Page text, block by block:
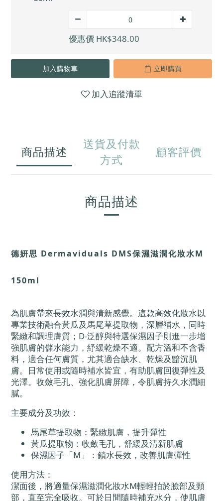
優惠價 HK$348.00
加入購物車 立即購買
加入追蹤清單
商品描述
送貨及付款
方式
顧客評價
商品描述
德妍思 Dermaviduals DMS保濕滋潤化妝水M
150ml
為肌膚帶來長效水潤與清新感覺。這款高效化妝水以
專業技術融合黃瓜及馬尾草提取物，深層補水，同時
緊緻和調理膚質；D-泛醇與特選保濕因子則進一步增
強肌膚的儲水能力，紓緩乾燥不適。配方溫和不含香
料，適合任何膚質，尤其適合缺水、乾燥及黯沉肌
膚。日常使用或隨時補水皆宜，有助肌膚回復彈性及
光澤。收斂毛孔、強化肌膚屏障，令肌膚持久水潤細
膩。
主要成分及功效：
馬尾草提取物：緊緻肌膚，提升彈性
黃瓜提取物：收斂毛孔，舒緩及清新肌膚
保濕因子「M」：鎖水長效，改善肌膚彈性
使用方法：
潔面後，將適量保濕滋潤化妝水M輕輕拍於臉部及頸
部，直至完全吸收。可於日間隨時補充水分，使肌膚